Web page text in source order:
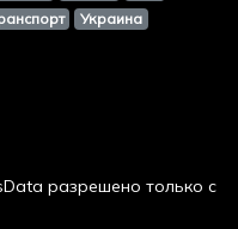
Украина
разрешено только с